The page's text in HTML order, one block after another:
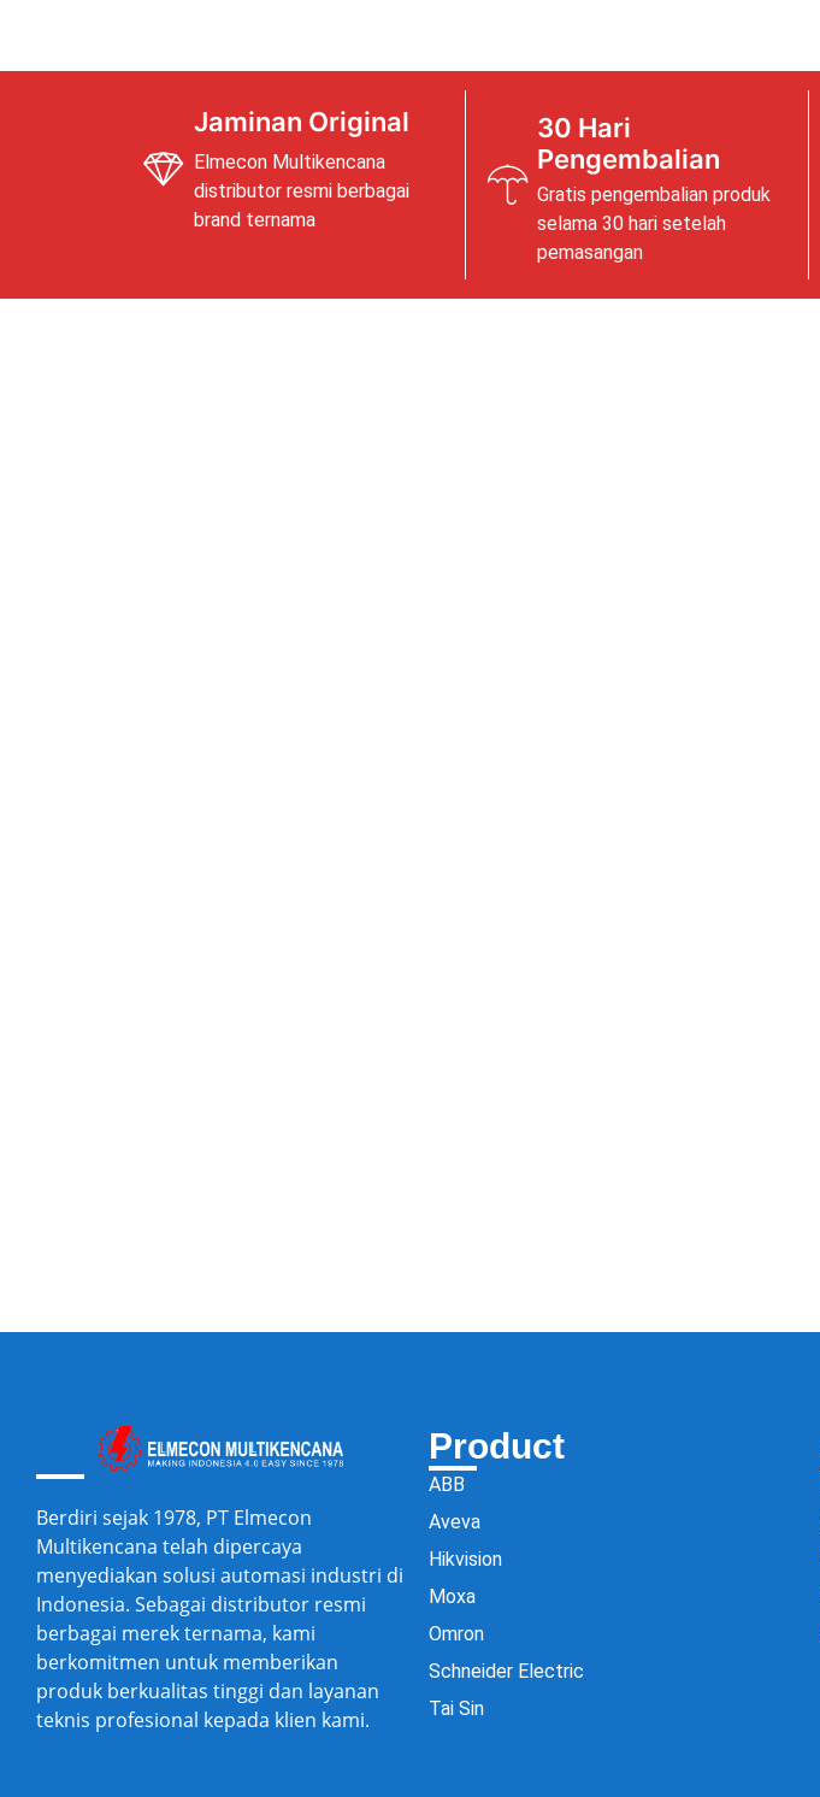
Jaminan Original
Elmecon Multikencana
distributor resmi berbagai
brand ternama
30 Hari
Pengembalian
Gratis pengembalian produk
selama 30 hari setelah
pemasangan
Berdiri sejak 1978, PT Elmecon
Multikencana telah dipercaya
menyediakan solusi automasi industri di
Indonesia. Sebagai distributor resmi
berbagai merek ternama, kami
berkomitmen untuk memberikan
produk berkualitas tinggi dan layanan
teknis profesional kepada klien kami.
Product
ABB
Aveva
Hikvision
Moxa
Omron
Schneider Electric
Tai Sin